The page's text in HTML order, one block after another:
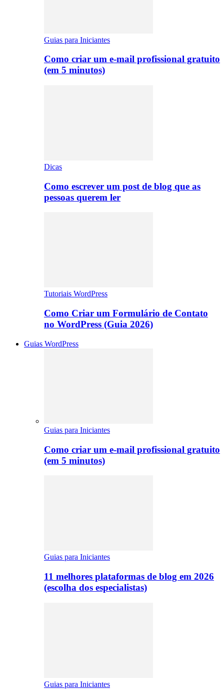
Guias para Iniciantes
Como criar um e-mail profissional gratuito
(em 5 minutos)
Dicas
Como escrever um post de blog que as
pessoas querem ler
Tutoriais WordPress
Como Criar um Formulário de Contato
no WordPress (Guia 2026)
Guias WordPress
Guias para Iniciantes
Como criar um e-mail profissional gratuito
(em 5 minutos)
Guias para Iniciantes
11 melhores plataformas de blog em 2026
(escolha dos especialistas)
Guias para Iniciantes